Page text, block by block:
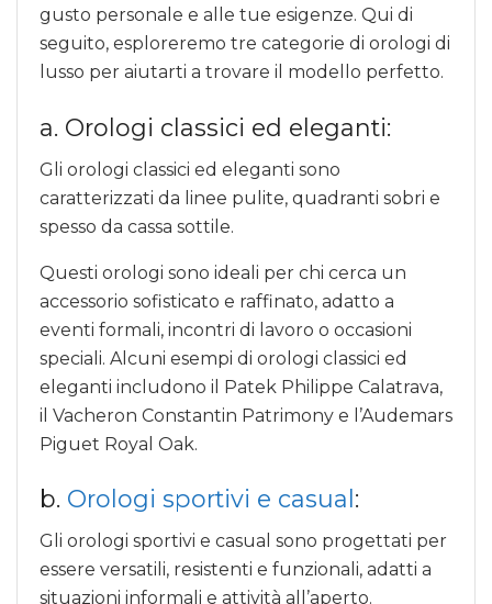
gusto personale e alle tue esigenze. Qui di
seguito, esploreremo tre categorie di orologi di
lusso per aiutarti a trovare il modello perfetto.
a. Orologi classici ed eleganti:
Gli orologi classici ed eleganti sono
caratterizzati da linee pulite, quadranti sobri e
spesso da cassa sottile.
Questi orologi sono ideali per chi cerca un
accessorio sofisticato e raffinato, adatto a
eventi formali, incontri di lavoro o occasioni
speciali. Alcuni esempi di orologi classici ed
eleganti includono il Patek Philippe Calatrava,
il Vacheron Constantin Patrimony e l’Audemars
Piguet Royal Oak.
b. Orologi sportivi e casual :
Gli orologi sportivi e casual sono progettati per
essere versatili, resistenti e funzionali, adatti a
situazioni informali e attività all’aperto.